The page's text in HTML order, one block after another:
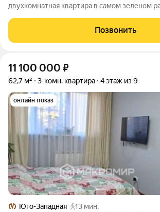
двухкомнатная квартира в самом зеленом
жизни, так и для выгодной
Позвонить
11 100 000 ₽
62,7 м² 3-комн. квартира 4 этаж из 9
онлайн показ
Юго-Западная
13 мин.